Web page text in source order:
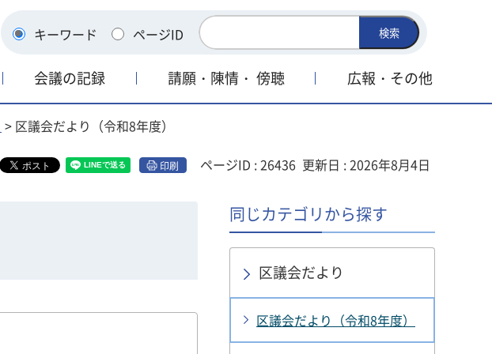
キーワード ページID 検索
会議の記録 請願・陳情・ 傍聴 広報・その他
> 区議会だより（令和8年度）
印刷 ページID : 26436 更新日 : 2026年8月4日
同じカテゴリから探す
区議会だより
区議会だより（令和8年度）